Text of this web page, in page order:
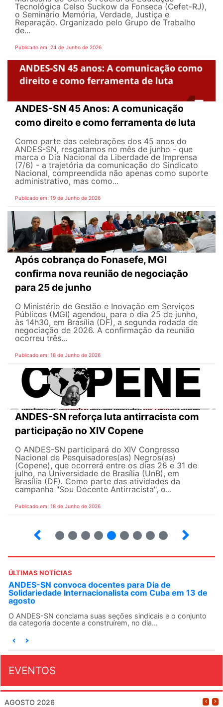
Tecnológica Celso Suckow da Fonseca (Cefet-RJ),
o Seminário Memória, Verdade, Justiça e
Reparação. Organizado pelo Grupo de Trabalho
de...
Publicado em: 24 de Junho de 2026
ANDES-SN 45 Anos: A comunicação
como direito e como ferramenta de luta
Como parte das celebrações dos 45 anos do
ANDES-SN, resgatamos no mês de junho - que
marca o Dia Nacional da Liberdade de Imprensa
(7/6) - a trajetória da comunicação do Sindicato
Nacional, compreendida não apenas como suporte
administrativo, mas como...
Publicado em: 19 de Junho de 2026
Após cobrança do Fonasefe, MGI
confirma nova reunião de negociação
para 25 de junho
O Ministério de Gestão e Inovação em Serviços
Públicos (MGI) agendou, para o dia 25 de junho,
às 14h30, em Brasília (DF), a segunda rodada de
negociação de 2026. A confirmação da reunião
ocorreu três...
Publicado em: 18 de Junho de 2026
ANDES-SN reforça luta antirracista com
participação no XIV Copene
O ANDES-SN participará do XIV Congresso
Nacional de Pesquisadores(as) Negros(as)
(Copene), que ocorrerá entre os dias 28 e 31 de
julho, na Universidade de Brasília (UnB), em
Brasília (DF). Como parte das atividades da
campanha "Sou Docente Antirracista", o...
Publicado em: 18 de Junho de 2026
ÚLTIMAS NOTÍCIAS
ANDES-SN convoca docentes para Dia de
Solidariedade Internacionalista com Cuba em 13 de
agosto
O ANDES-SN conclama suas seções sindicais e o conjunto
da categoria docente a construírem, no dia...
EVENTOS
AGOSTO 2026